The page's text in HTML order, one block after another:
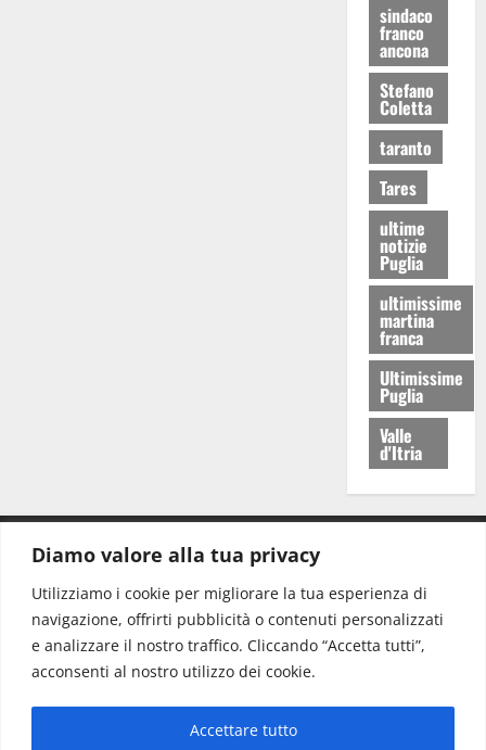
Diamo valore alla tua privacy
Utilizziamo i cookie per migliorare la tua esperienza di
navigazione, offrirti pubblicità o contenuti personalizzati
e analizzare il nostro traffico. Cliccando “Accetta tutti”,
acconsenti al nostro utilizzo dei cookie.
Accettare tutto
sindaco
franco
ancona
Stefano
Coletta
taranto
Tares
ultime
notizie
Puglia
ultimissime
martina
franca
Ultimissime
Puglia
Valle
d'Itria
Redazione: redazione@www.martinasera.it
Direttore:direttore@www.martinasera.it
Info & Commerciale:info@www.martinasera.it